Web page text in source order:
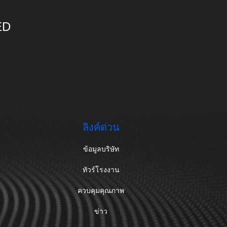
ลิงค์ด่วน
ข้อมูลบริษัท
ทัวร์โรงงาน
ควบคุมคุณภาพ
ข่าว